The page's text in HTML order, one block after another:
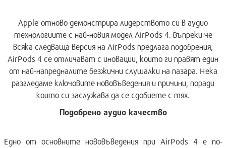
Apple отново демонстрира лидерството си в аудио
технологиите с най-новия модел AirPods 4. Въпреки че
всяка следваща версия на AirPods предлага подобрения,
AirPods 4 се отличават с иновации, които ги правят един
от най-напредналите безжични слушалки на пазара. Нека
разгледаме ключовите нововъведения и причини, поради
които си заслужава да се сдобиете с тях.
Подобрено аудио качество
Едно от основните нововъведения при AirPods 4 е по-